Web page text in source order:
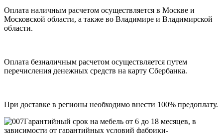
Оплата наличным расчетом осуществляется в Москве и
Московской области, а также во Владимире и Владимирской
области.
Оплата безналичным расчетом осуществляется путем
перечисления денежных средств на карту Сбербанка.
При доставке в регионы необходимо внести 100% предоплату.
Гарантийный срок на мебель от 6 до 18 месяцев, в
зависимости от гарантийных условий фабрики-